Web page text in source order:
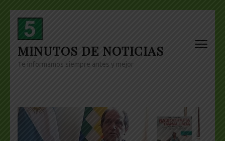
Skip
content
(Press
Enter)
MINUTOS DE NOTICIAS
Te informamos siempre antes y mejor